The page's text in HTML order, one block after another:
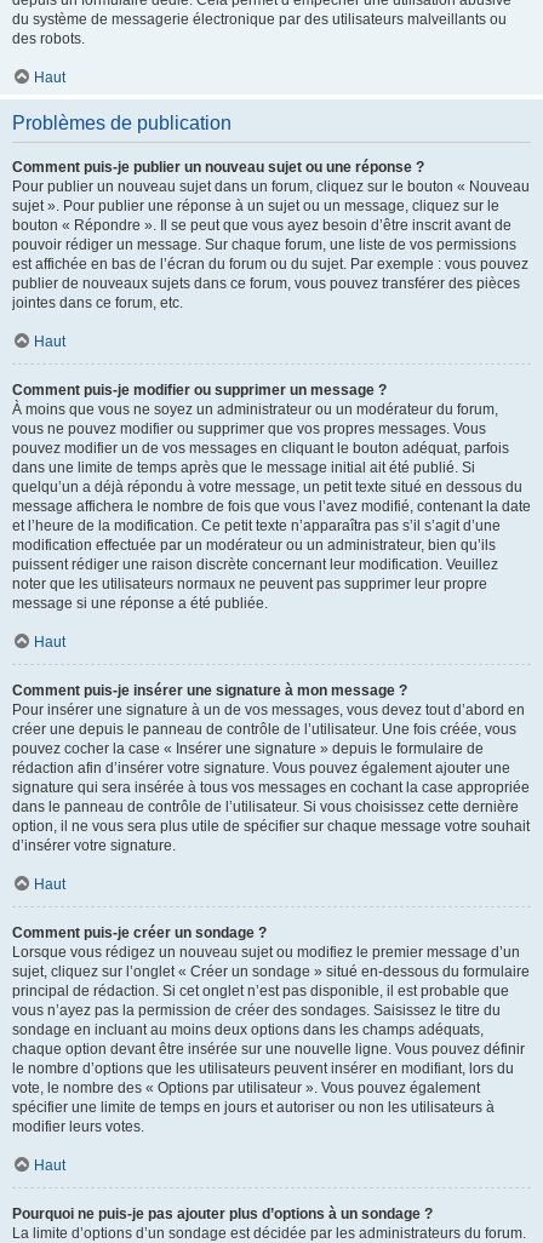
du système de messagerie électronique par des utilisateurs malveillants ou
des robots.
Haut
Problèmes de publication
Comment puis-je publier un nouveau sujet ou une réponse ?
Pour publier un nouveau sujet dans un forum, cliquez sur le bouton « Nouveau
sujet ». Pour publier une réponse à un sujet ou un message, cliquez sur le
bouton « Répondre ». Il se peut que vous ayez besoin d’être inscrit avant de
pouvoir rédiger un message. Sur chaque forum, une liste de vos permissions
est affichée en bas de l’écran du forum ou du sujet. Par exemple : vous pouvez
publier de nouveaux sujets dans ce forum, vous pouvez transférer des pièces
jointes dans ce forum, etc.
Haut
Comment puis-je modifier ou supprimer un message ?
À moins que vous ne soyez un administrateur ou un modérateur du forum,
vous ne pouvez modifier ou supprimer que vos propres messages. Vous
pouvez modifier un de vos messages en cliquant le bouton adéquat, parfois
dans une limite de temps après que le message initial ait été publié. Si
quelqu’un a déjà répondu à votre message, un petit texte situé en dessous du
message affichera le nombre de fois que vous l’avez modifié, contenant la date
et l’heure de la modification. Ce petit texte n’apparaîtra pas s’il s’agit d’une
modification effectuée par un modérateur ou un administrateur, bien qu’ils
puissent rédiger une raison discrète concernant leur modification. Veuillez
noter que les utilisateurs normaux ne peuvent pas supprimer leur propre
message si une réponse a été publiée.
Haut
Comment puis-je insérer une signature à mon message ?
Pour insérer une signature à un de vos messages, vous devez tout d’abord en
créer une depuis le panneau de contrôle de l’utilisateur. Une fois créée, vous
pouvez cocher la case « Insérer une signature » depuis le formulaire de
rédaction afin d’insérer votre signature. Vous pouvez également ajouter une
signature qui sera insérée à tous vos messages en cochant la case appropriée
dans le panneau de contrôle de l’utilisateur. Si vous choisissez cette dernière
option, il ne vous sera plus utile de spécifier sur chaque message votre souhait
d’insérer votre signature.
Haut
Comment puis-je créer un sondage ?
Lorsque vous rédigez un nouveau sujet ou modifiez le premier message d’un
sujet, cliquez sur l’onglet « Créer un sondage » situé en-dessous du formulaire
principal de rédaction. Si cet onglet n’est pas disponible, il est probable que
vous n’ayez pas la permission de créer des sondages. Saisissez le titre du
sondage en incluant au moins deux options dans les champs adéquats,
chaque option devant être insérée sur une nouvelle ligne. Vous pouvez définir
le nombre d’options que les utilisateurs peuvent insérer en modifiant, lors du
vote, le nombre des « Options par utilisateur ». Vous pouvez également
spécifier une limite de temps en jours et autoriser ou non les utilisateurs à
modifier leurs votes.
Haut
Pourquoi ne puis-je pas ajouter plus d’options à un sondage ?
La limite d’options d’un sondage est décidée par les administrateurs du forum.